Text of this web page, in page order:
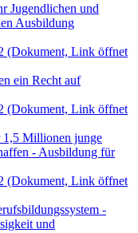
Jugendlichen und
Ausbildung
(Dokument, Link öffnet
ein Recht auf
(Dokument, Link öffnet
1,5 Millionen junge
- Ausbildung für
(Dokument, Link öffnet
-
und